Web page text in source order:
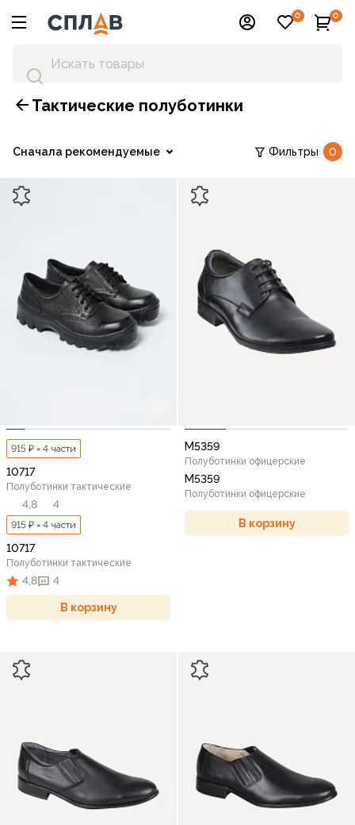
0 0
Тактические полуботинки
Сначала рекомендуемые Фильтры 0
915 ₽ × 4 части
10717
Полуботинки тактические
4,8 4
915 ₽ × 4 части
10717
Полуботинки тактические
4,8 4
В корзину
М5359
Полуботинки офицерские
М5359
Полуботинки офицерские
В корзину